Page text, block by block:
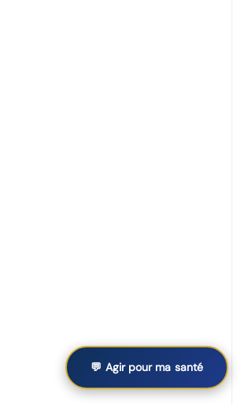
💬 Agir pour ma santé